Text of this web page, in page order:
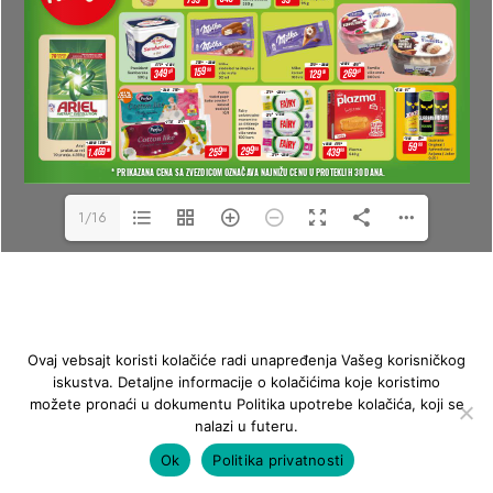
1/16
Ovaj vebsajt koristi kolačiće radi unapređenja Vašeg korisničkog
iskustva. Detaljne informacije o kolačićima koje koristimo
možete pronaći u dokumentu Politika upotrebe kolačića, koji se
nalazi u futeru.
Ok
Politika privatnosti